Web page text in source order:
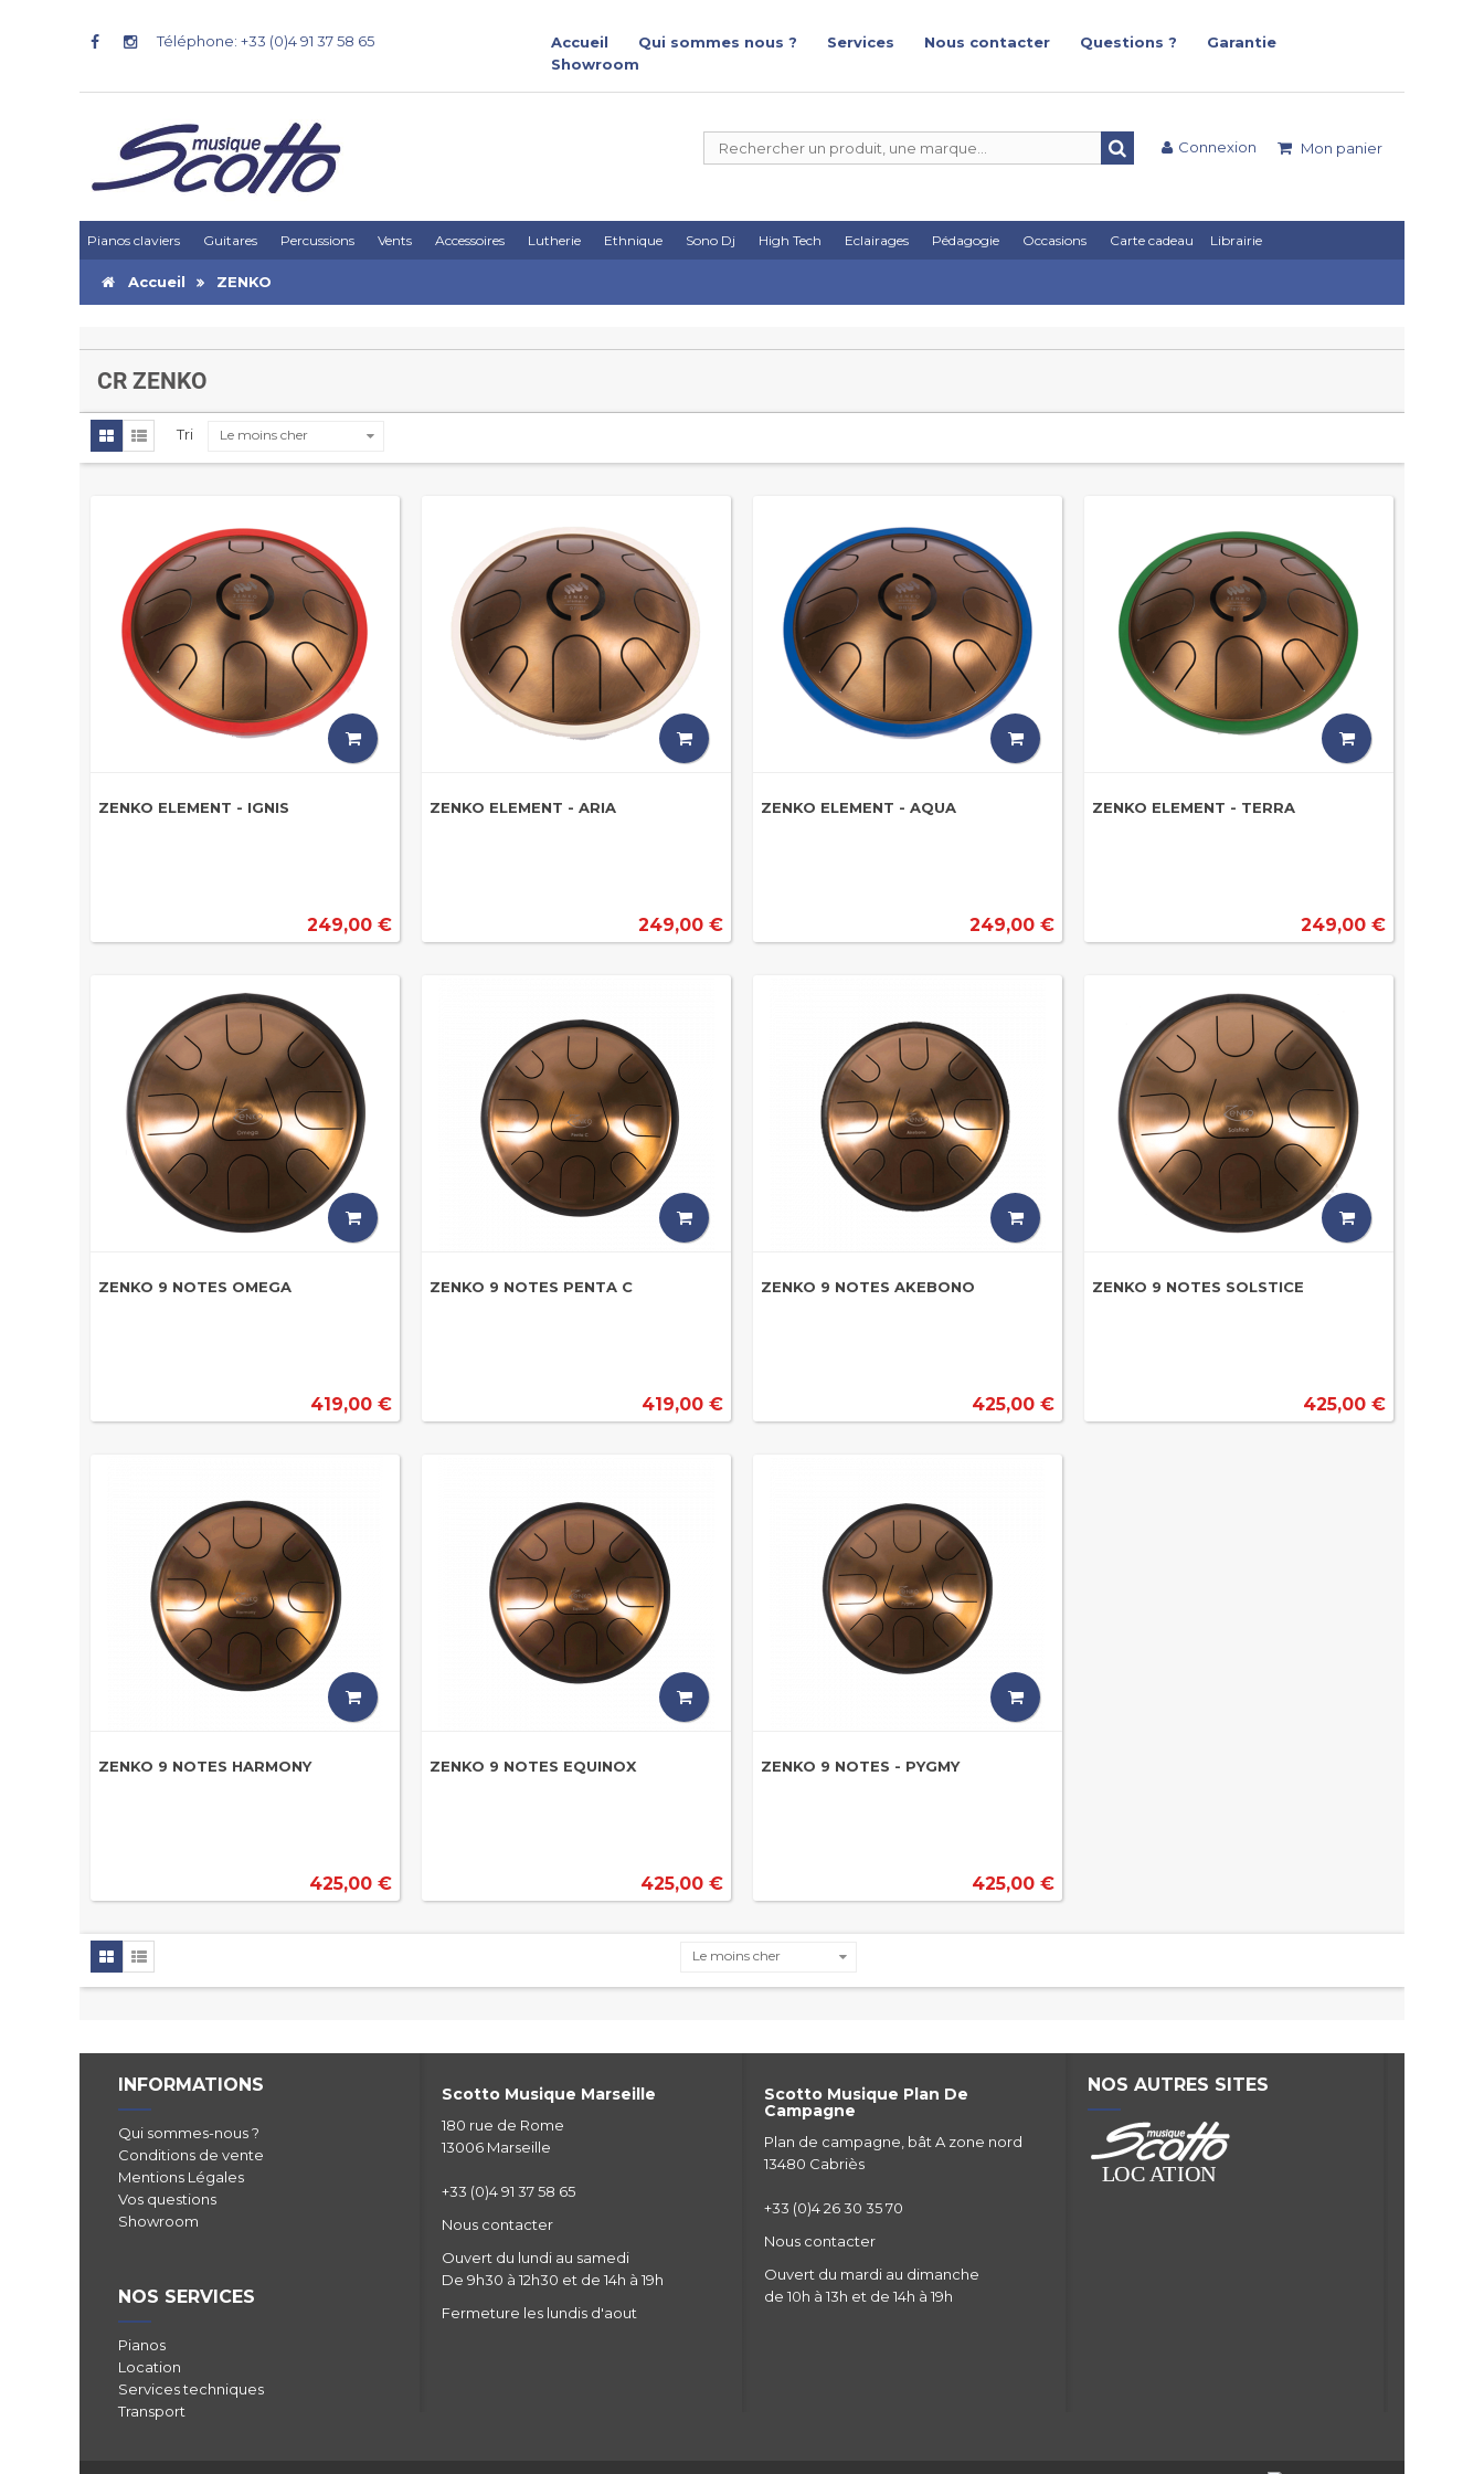
Téléphone: +33 (0)4 91 37 58 65 Accueil Qui sommes nous ? Services Nous contacter Questions ?
Garantie
Showroom
Mon panier
Connexion
Pianos claviers Guitares Percussions Vents Accessoires Lutherie Ethnique Sono Dj High Tech Eclairages Pédagogie Occasions Carte cadeau Librairie
Accueil ZENKO
CR ZENKO
Tri Le moins cher
ZENKO ELEMENT - IGNIS
249,00 €
ZENKO ELEMENT - ARIA
249,00 €
ZENKO ELEMENT - AQUA
249,00 €
ZENKO ELEMENT - TERRA
249,00 €
ZENKO 9 NOTES OMEGA
419,00 €
ZENKO 9 NOTES PENTA C
419,00 €
ZENKO 9 NOTES AKEBONO
425,00 €
ZENKO 9 NOTES SOLSTICE
425,00 €
ZENKO 9 NOTES HARMONY
425,00 €
ZENKO 9 NOTES EQUINOX
425,00 €
ZENKO 9 NOTES - PYGMY
425,00 €
Le moins cher
INFORMATIONS
Qui sommes-nous ?
Conditions de vente
Mentions Légales
Vos questions
Showroom
NOS SERVICES
Pianos
Location
Services techniques
Transport
Scotto Musique Marseille
180 rue de Rome
13006 Marseille
+33 (0)4 91 37 58 65
Nous contacter
Ouvert du lundi au samedi
De 9h30 à 12h30 et de 14h à 19h
Fermeture les lundis d'aout
Scotto Musique Plan De
Campagne
Plan de campagne, bât A zone nord
13480 Cabriès
+33 (0)4 26 30 35 70
Nous contacter
Ouvert du mardi au dimanche
de 10h à 13h et de 14h à 19h
NOS AUTRES SITES